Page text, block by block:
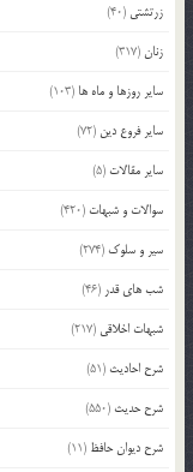
زرتشتی (40)
زنان(317)
سایر روزها و ماه ها (103)
سایر فروع دین (72)
سایر مقالات (5)
سوالات و شبهات (420)
سیر و سلوک (274)
شب های قدر (46)
شبهات اخلاقی (217)
شرح احادیث (51)
شرح حدیث (550)
شرح دیوان حافظ (11)